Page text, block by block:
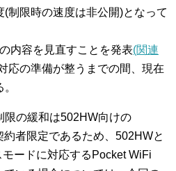
制限時の速度は非公開)となって
内容を見直すことを発表(関連
応の準備が整うまでの間、現在
限の緩和は502HW向けの
約者限定であるため、502HWと
ードに対応するPocket WiFi